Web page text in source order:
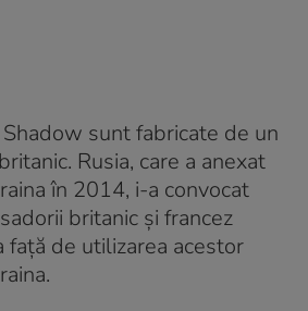
sunt fabricate de un
Rusia, care a anexat
în 2014, i-a convocat
britanic şi francez
de utilizarea acestor